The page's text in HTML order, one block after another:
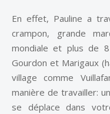
En effet, Pauline a
crampon, grande
mondiale et plus de
Gourdon et Marigaux
village comme
manière de travailler:
se déplace dans